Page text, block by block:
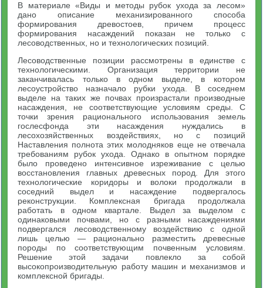
В материале «Виды и методы рубок ухода за лесом»
дано описание механизированного способа
формирования древостоев, причем процесс
формирования насаждений показан не только с
лесоводственных, но и технологических позиций.
Лесоводственные позиции рассмотрены в единстве с
технологическими. Организация территории не
заканчивалась только в одном выделе, в котором
лесоустройство назначало рубки ухода. В соседнем
выделе на таких же почвах произрастали производные
насаждения, не соответствующие условиям среды. С
точки зрения рационального использования земель
гослесфонда эти насаждения нуждались в
лесохозяйственных воздействиях, но с позиций
Наставления полнота этих молодняков еще не отвечала
требованиям рубок ухода. Однако в опытном порядке
было проведено интенсивное изреживание с целью
восстановления главных древесных пород. Для этого
технологические коридоры и волоки продолжали в
соседний выдел и насаждение подвергалось
реконструкции. Комплексная бригада продолжала
работать в одном квартале. Выдел за выделом с
одинаковыми почвами, но с разными насаждениями
подвергался лесоводственному воздействию с одной
лишь целью — рационально разместить древесные
породы по соответствующим почвенным условиям.
Решение этой задачи повлекло за собой
высокопроизводительную работу машин и механизмов и
комплексной бригады.